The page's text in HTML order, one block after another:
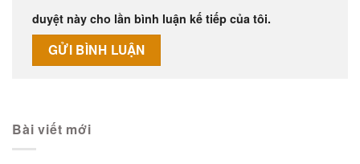
duyệt này cho lần bình luận kế tiếp của tôi.
Bài viết mới